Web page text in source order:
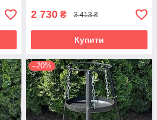
2 730 ₴ 3 413 ₴
Купити
–20%